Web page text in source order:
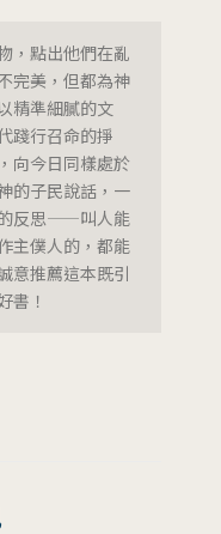
，點出他們在亂
完美，但都為神
精準細膩的文
踐行召命的掙
向今日同樣處於
的子民說話，一
反思——叫人能
主僕人的，都能
意推薦這本既引
書！